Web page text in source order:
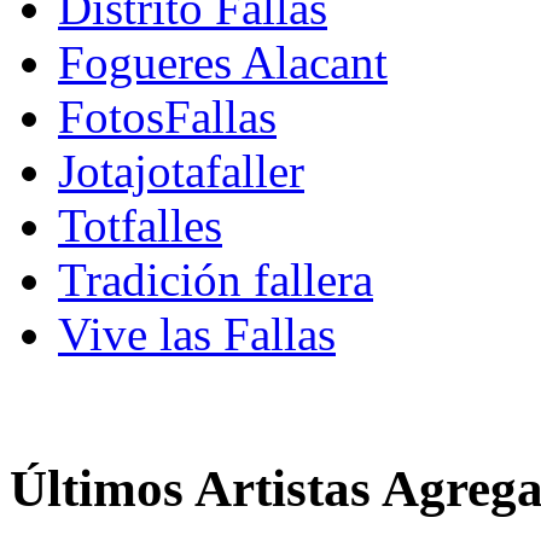
Fogueres Alacant
FotosFallas
Jotajotafaller
Totfalles
Tradición fallera
Vive las Fallas
Últimos Artistas